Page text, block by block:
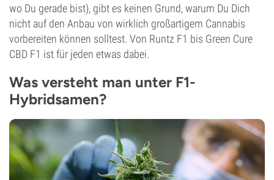
wo Du gerade bist), gibt es keinen Grund, warum Du Dich
nicht auf den Anbau von wirklich großartigem Cannabis
vorbereiten können solltest. Von Runtz F1 bis Green Cure
CBD F1 ist für jeden etwas dabei.
Was versteht man unter F1-
Hybridsamen?